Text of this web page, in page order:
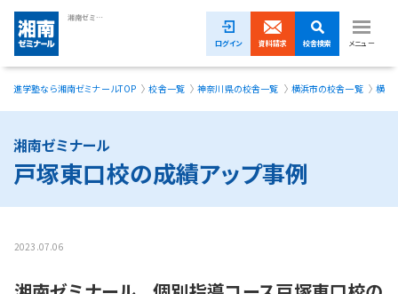
湘南ゼミナール 個別指導コース戸塚東口校のご紹介
ログイン 資料請求 校舎検索 メニュー
1ヵ月無料体験受付中！
中学生
進学塾なら湘南ゼミナールTOP 校舎一覧 神奈川県の校舎一覧 横浜市の校舎一覧 横浜
湘南ゼミナール
戸塚東口校の成績アップ事例
2023.07.06